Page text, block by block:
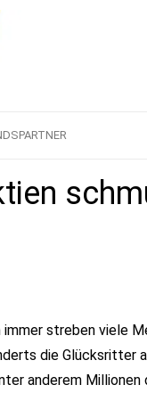
streben viele
die Glücksritter
anderem Millionen